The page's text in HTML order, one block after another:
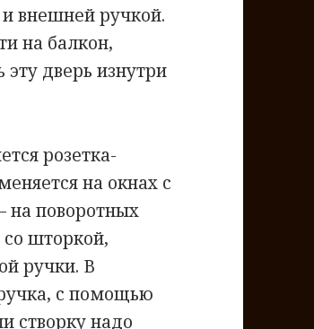
внешней ручкой.
на балкон,
эту дверь изнутри
розетка-
на окнах с
на поворотных
со шторкой,
ручки. В
с помощью
створку надо